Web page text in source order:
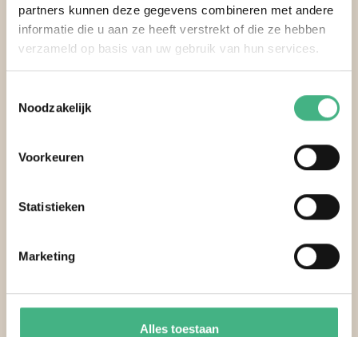
partners kunnen deze gegevens combineren met andere
informatie die u aan ze heeft verstrekt of die ze hebben
verzameld op basis van uw gebruik van hun services.
Noodzakelijk
Voorkeuren
Statistieken
Marketing
Alles toestaan
4
Ik durf lastige gesprekken aan te gaan met